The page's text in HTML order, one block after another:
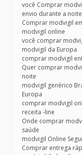
você Comprar
envio durante a noite
Comprar modvigil
modvigil online
você comprar
modvigil da Europa
comprar modvigil
Quer comprar
noite
modvigil genérico
Europa
comprar modvigil
receita -line
Onde comprar
saúde
modvigil Online
Comprar entrega